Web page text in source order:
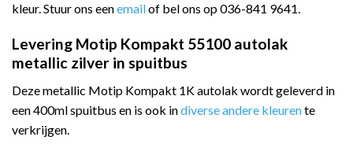
kleur. Stuur ons eenemailof bel ons op 036-841 9641.
Levering Motip Kompakt 55100 autolak
metallic zilver in spuitbus
Deze metallic Motip Kompakt 1K autolak wordt geleverd in
een 400ml spuitbus en is ook indiverse andere kleurente
verkrijgen.